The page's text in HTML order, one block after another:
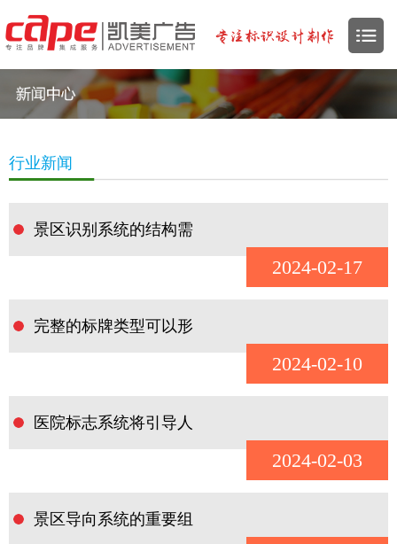
行业新闻
景区识别系统的结构需
2024-02-17
完整的标牌类型可以形
2024-02-10
医院标志系统将引导人
2024-02-03
景区导向系统的重要组